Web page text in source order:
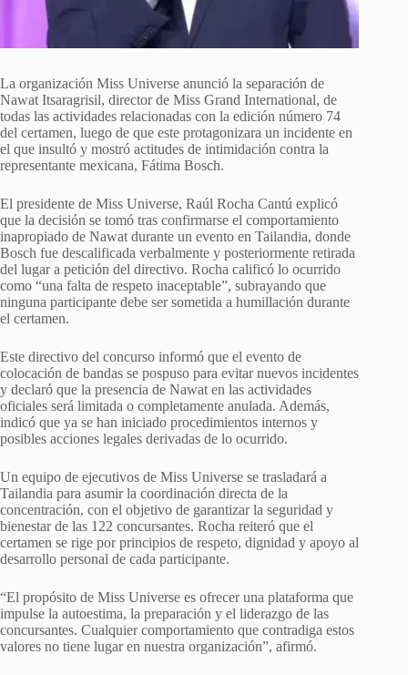
La organización Miss Universe anunció la separación de
Nawat Itsaragrisil, director de Miss Grand International, de
todas las actividades relacionadas con la edición número 74
del certamen, luego de que este protagonizara un incidente en
el que insultó y mostró actitudes de intimidación contra la
representante mexicana, Fátima Bosch.
El presidente de Miss Universe, Raúl Rocha Cantú explicó
que la decisión se tomó tras confirmarse el comportamiento
inapropiado de Nawat durante un evento en Tailandia, donde
Bosch fue descalificada verbalmente y posteriormente retirada
del lugar a petición del directivo. Rocha calificó lo ocurrido
como “una falta de respeto inaceptable”, subrayando que
ninguna participante debe ser sometida a humillación durante
el certamen.
Este directivo del concurso informó que el evento de
colocación de bandas se pospuso para evitar nuevos incidentes
y declaró que la presencia de Nawat en las actividades
oficiales será limitada o completamente anulada. Además,
indicó que ya se han iniciado procedimientos internos y
posibles acciones legales derivadas de lo ocurrido.
Un equipo de ejecutivos de Miss Universe se trasladará a
Tailandia para asumir la coordinación directa de la
concentración, con el objetivo de garantizar la seguridad y
bienestar de las 122 concursantes. Rocha reiteró que el
certamen se rige por principios de respeto, dignidad y apoyo al
desarrollo personal de cada participante.
“El propósito de Miss Universe es ofrecer una plataforma que
impulse la autoestima, la preparación y el liderazgo de las
concursantes. Cualquier comportamiento que contradiga estos
valores no tiene lugar en nuestra organización”, afirmó.